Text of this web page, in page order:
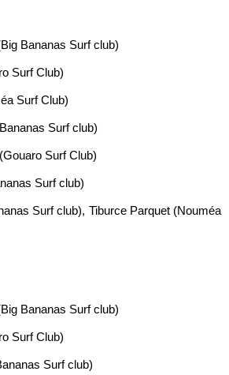
Bananas Surf club)
Surf Club)
Surf Club)
Surf club)
Surf Club)
Surf club)
Surf club), Tiburce Parquet (Nouméa
Bananas Surf club)
Surf Club)
Surf club)